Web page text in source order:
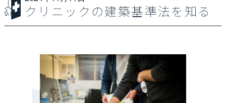
クリニックの建築基準法を知る